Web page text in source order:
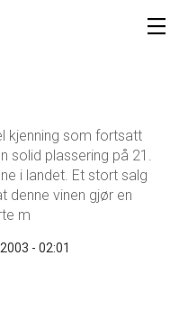
kjenning som fortsatt
solid plassering på 21.
i landet. Et stort salg
denne vinen gjør en
m
- 02:01